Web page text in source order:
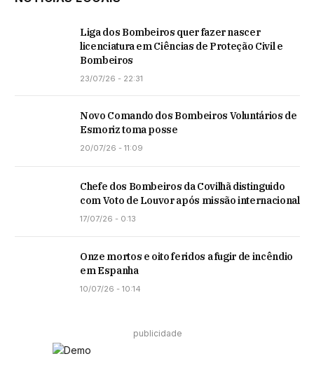
Liga dos Bombeiros quer fazer nascer
licenciatura em Ciências de Proteção Civil e
Bombeiros
23/07/26 - 22:31
Novo Comando dos Bombeiros Voluntários de
Esmoriz toma posse
20/07/26 - 11:09
Chefe dos Bombeiros da Covilhã distinguido
com Voto de Louvor após missão internacional
17/07/26 - 0:13
Onze mortos e oito feridos a fugir de incêndio
em Espanha
10/07/26 - 10:14
publicidade